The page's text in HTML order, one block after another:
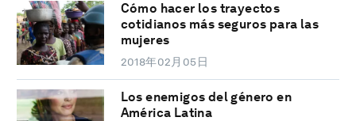
Cómo hacer los trayectos
cotidianos más seguros para las
mujeres
2018年02月05日
Los enemigos del género en
América Latina